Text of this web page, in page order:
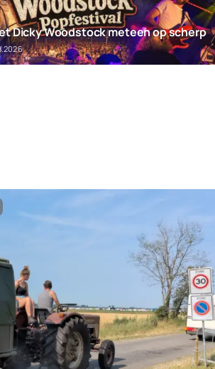
Dicky Woodstock meteen op scherp